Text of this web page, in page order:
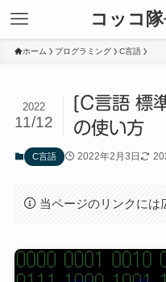
コッコ
ホーム プログラミング C言語
[C言語 標
の使い方
2022
11/12
C言語 2022年2月3日
当ページのリンクには